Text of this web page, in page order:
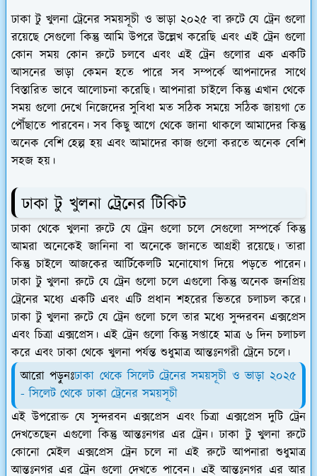
ঢাকা টু খুলনা ট্রেনের সময়সূচী ও ভাড়া ২০২৫ বা রুটে যে ট্রেন গুলো
রয়েছে সেগুলো কিন্তু আমি উপরে উল্লেখ করেছি এবং এই ট্রেন গুলো
কোন সময় কোন রুটে চলবে এবং এই ট্রেন গুলোর এক একটি
আসনের ভাড়া কেমন হতে পারে সব সম্পর্কে আপনাদের সাথে
বিস্তারিত ভাবে আলোচনা করেছি। আপনারা চাইলে কিন্তু এখান থেকে
সময় গুলো দেখে নিজেদের সুবিধা মত সঠিক সময়ে সঠিক জায়গা তে
পৌঁছাতে পারবেন। সব কিছু আগে থেকে জানা থাকলে আমাদের কিন্তু
অনেক বেশি হেল্প হয় এবং আমাদের কাজ গুলো করতে অনেক বেশি
সহজ হয়।
ঢাকা টু খুলনা ট্রেনের টিকিট
ঢাকা থেকে খুলনা রুটে যে ট্রেন গুলো চলে সেগুলো সম্পর্কে কিন্তু
আমরা অনেকেই জানিনা বা অনেকে জানতে আগ্রহী রয়েছে। তারা
কিন্তু চাইলে আজকের আর্টিকেলটি মনোযোগ দিয়ে পড়তে পারেন।
ঢাকা টু খুলনা রুটে যে ট্রেন গুলো চলে এগুলো কিন্তু অনেক জনপ্রিয়
ট্রেনের মধ্যে একটি এবং এটি প্রধান শহরের ভিতরে চলাচল করে।
ঢাকা টু খুলনা রুটে যে ট্রেন গুলো চলে তার মধ্যে সুন্দরবন এক্সপ্রেস
এবং চিত্রা এক্সপ্রেস। এই ট্রেন গুলো কিন্তু সপ্তাহে মাত্র ৬ দিন চলাচল
করে এবং ঢাকা থেকে খুলনা পর্যন্ত শুধুমাত্র আন্তঃনগরী ট্রেনে চলে।
আরো পড়ুনঃঢাকা থেকে সিলেট ট্রেনের সময়সূচী ও ভাড়া ২০২৫
- সিলেট থেকে ঢাকা ট্রেনের সময়সূচী
এই উপরোক্ত যে সুন্দরবন এক্সপ্রেস এবং চিত্রা এক্সপ্রেস দুটি ট্রেন
দেখতেছেন এগুলো কিন্তু আন্তঃনগর এর ট্রেন। ঢাকা টু খুলনা রুটে
কোনো মেইল এক্সপ্রেস ট্রেন চলে না এই রুটে আপনারা শুধুমাত্র
আন্তঃনগর এর ট্রেন গুলো দেখতে পাবেন। এই আন্তঃনগর এর আর